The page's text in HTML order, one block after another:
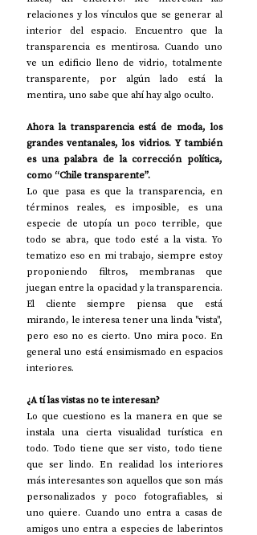
relaciones y los vínculos que se generar al
interior del espacio. Encuentro que la
transparencia es mentirosa. Cuando uno
ve un edificio lleno de vidrio, totalmente
transparente, por algún lado está la
mentira, uno sabe que ahí hay algo oculto.
Ahora la transparencia está de moda, los
grandes ventanales, los vidrios. Y también
es una palabra de la corrección política,
como “Chile transparente”.
Lo que pasa es que la transparencia, en
términos reales, es imposible, es una
especie de utopía un poco terrible, que
todo se abra, que todo esté a la vista. Yo
tematizo eso en mi trabajo, siempre estoy
proponiendo filtros, membranas que
juegan entre la opacidad y la transparencia.
El cliente siempre piensa que está
mirando, le interesa tener una linda "vista",
pero eso no es cierto. Uno mira poco. En
general uno está ensimismado en espacios
interiores.
¿A tí las vistas no te interesan?
Lo que cuestiono es la manera en que se
instala una cierta visualidad turística en
todo. Todo tiene que ser visto, todo tiene
que ser lindo. En realidad los interiores
más interesantes son aquellos que son más
personalizados y poco fotografiables, si
uno quiere. Cuando uno entra a casas de
amigos uno entra a especies de laberintos